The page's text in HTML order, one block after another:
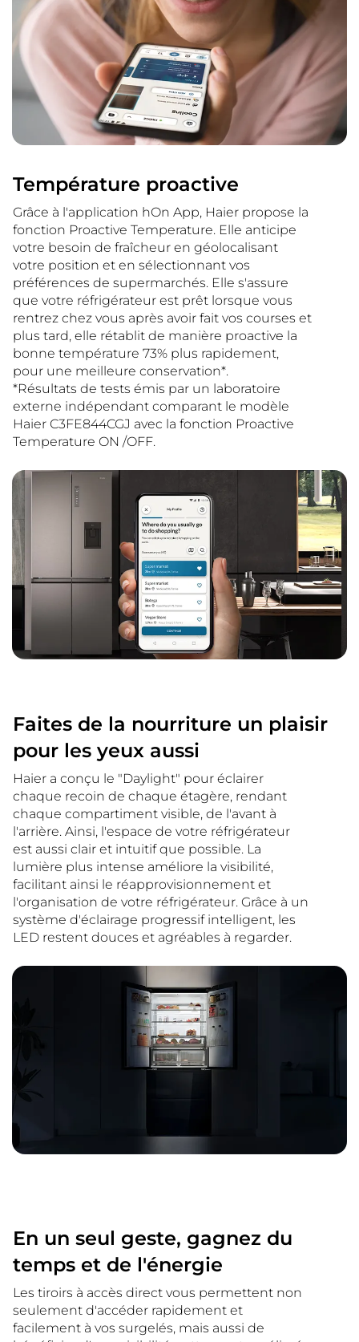
Température proactive
Grâce à l'application hOn App, Haier propose la
fonction Proactive Temperature. Elle anticipe
votre besoin de fraîcheur en géolocalisant
votre position et en sélectionnant vos
préférences de supermarchés. Elle s'assure
que votre réfrigérateur est prêt lorsque vous
rentrez chez vous après avoir fait vos courses et
plus tard, elle rétablit de manière proactive la
bonne température 73% plus rapidement,
pour une meilleure conservation*.
*Résultats de tests émis par un laboratoire
externe indépendant comparant le modèle
Haier C3FE844CGJ avec la fonction Proactive
Temperature ON /OFF.
Faites de la nourriture un plaisir
pour les yeux aussi
Haier a conçu le "Daylight" pour éclairer
chaque recoin de chaque étagère, rendant
chaque compartiment visible, de l'avant à
l'arrière. Ainsi, l'espace de votre réfrigérateur
est aussi clair et intuitif que possible. La
lumière plus intense améliore la visibilité,
facilitant ainsi le réapprovisionnement et
l'organisation de votre réfrigérateur. Grâce à un
système d'éclairage progressif intelligent, les
LED restent douces et agréables à regarder.
En un seul geste, gagnez du
temps et de l'énergie
Les tiroirs à accès direct vous permettent non
seulement d'accéder rapidement et
facilement à vos surgelés, mais aussi de